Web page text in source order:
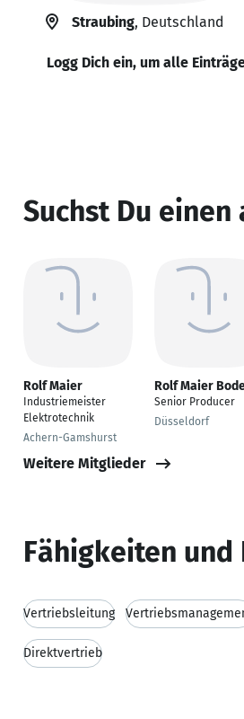
Straubing, Deutschland
Logg Dich ein, um alle
Suchst Du
Rolf Maier
Industriemeister
Elektrotechnik
Achern-Gamshurst
Rolf Maier
Senior Producer
Düsseldorf
Weitere Mitglieder
Fähigkeiten und
Vertriebsleitung
Direktvertrieb